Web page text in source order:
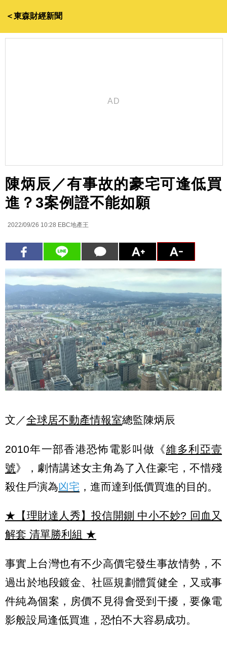
＜東森財經新聞
陳炳辰／有事故的豪宅可逢低買
進？3案例證不能如願
2022/09/26 10:28 EBC地產王
文／全球居不動產情報室總監陳炳辰
2010年一部香港恐怖電影叫做《維多利亞壹
號》，劇情講述女主角為了入住豪宅，不惜殘
殺住戶演為凶宅 ，進而達到低價買進的目的。
★【理財達人秀】投信開鍘 中小不妙? 回血又
解套 清單勝利組 ★
事實上台灣也有不少高價宅發生事故情勢，不
過出於地段鍍金、社區規劃體質健全，又或事
件純為個案，房價不見得會受到干擾，要像電
影般設局逢低買進，恐怕不大容易成功。